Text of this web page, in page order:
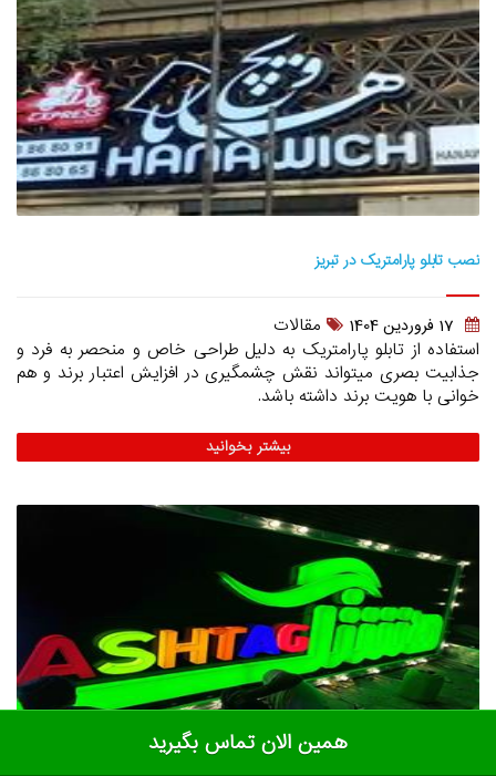
نصب تابلو پارامتریک در تبریز
17 فروردين 1404
مقالات
استفاده از تابلو پارامتریک به دلیل طراحی خاص و منحصر به فرد و
جذابیت بصری میتواند نقش چشمگیری در افزایش اعتبار برند و هم
خوانی با هویت برند داشته باشد.
بیشتر بخوانید
همین الان تماس بگیرید